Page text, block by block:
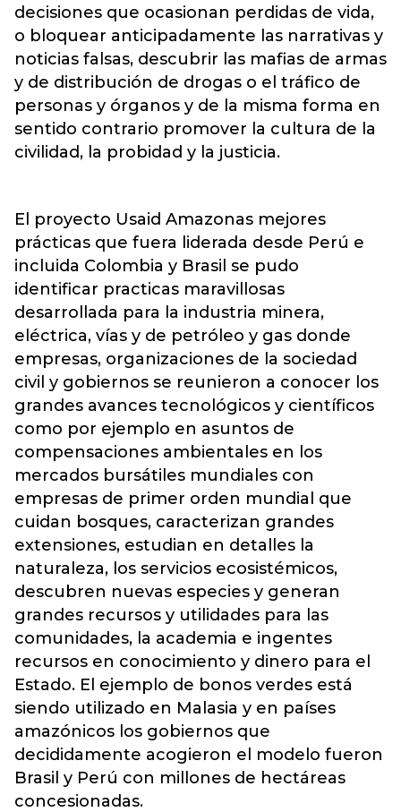
decisiones que ocasionan perdidas de vida,
o bloquear anticipadamente las narrativas y
noticias falsas, descubrir las mafias de armas
y de distribución de drogas o el tráfico de
personas y órganos y de la misma forma en
sentido contrario promover la cultura de la
civilidad, la probidad y la justicia.
El proyecto Usaid Amazonas mejores
prácticas que fuera liderada desde Perú e
incluida Colombia y Brasil se pudo
identificar practicas maravillosas
desarrollada para la industria minera,
eléctrica, vías y de petróleo y gas donde
empresas, organizaciones de la sociedad
civil y gobiernos se reunieron a conocer los
grandes avances tecnológicos y científicos
como por ejemplo en asuntos de
compensaciones ambientales en los
mercados bursátiles mundiales con
empresas de primer orden mundial que
cuidan bosques, caracterizan grandes
extensiones, estudian en detalles la
naturaleza, los servicios ecosistémicos,
descubren nuevas especies y generan
grandes recursos y utilidades para las
comunidades, la academia e ingentes
recursos en conocimiento y dinero para el
Estado. El ejemplo de bonos verdes está
siendo utilizado en Malasia y en países
amazónicos los gobiernos que
decididamente acogieron el modelo fueron
Brasil y Perú con millones de hectáreas
concesionadas.